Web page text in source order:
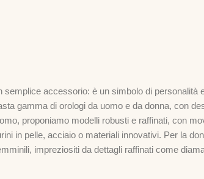
semplice accessorio: è un simbolo di personalità
gamma di orologi da uomo e da donna, con
proponiamo modelli robusti e raffinati, con
in pelle, acciaio o materiali innovativi. Per la
impreziositi da dettagli raffinati come